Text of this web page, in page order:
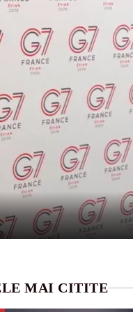
MAI CITITE